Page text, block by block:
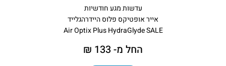
עדשות מגע חודשיות
אייר אופטיקס פלוס היידרהגלייד
Air Optix Plus HydraGlyde SALE
החל מ- 133 ₪